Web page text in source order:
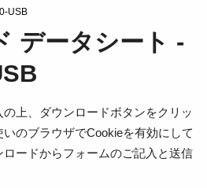
USB
データシート -
上、ダウンロードボタンをクリッ
のブラウザでCookieを有効にして
ードからフォームのご記入と送信